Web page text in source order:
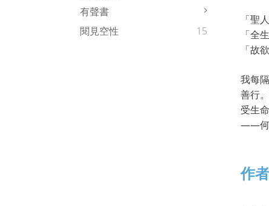
有聲書
閱見空性
15
「聖
「全
「故
我每
善行
受生
——何
作